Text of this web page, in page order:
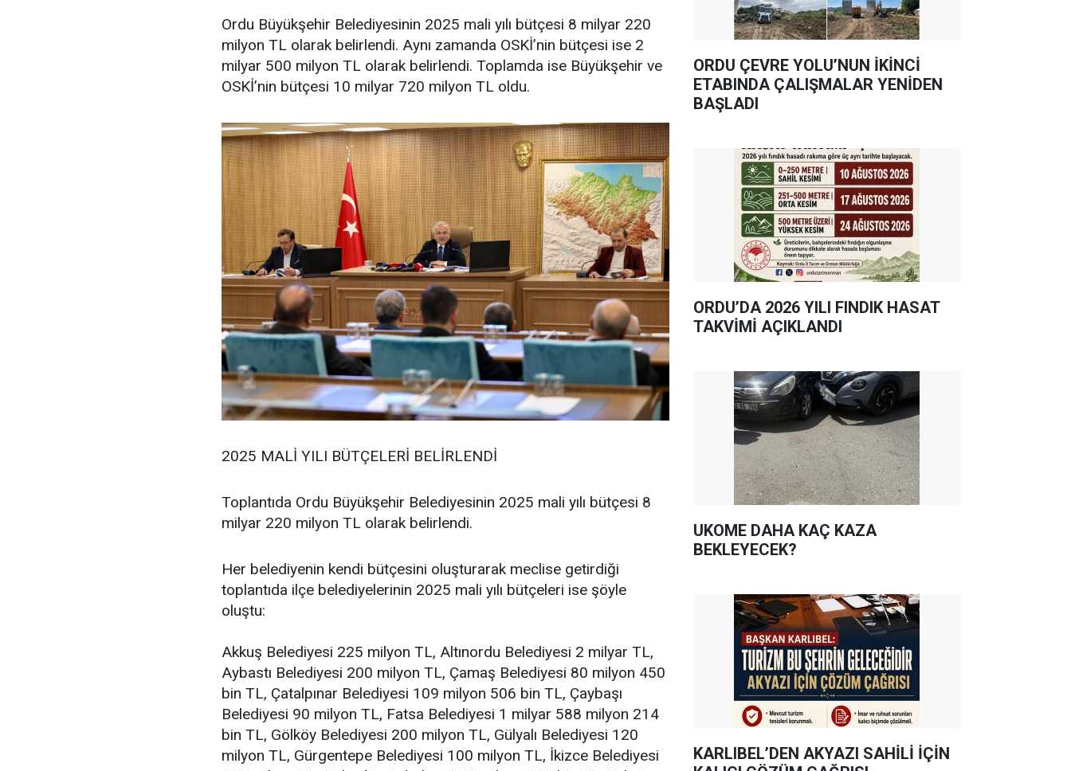
Ordu Büyükşehir Belediyesinin 2025 mali yılı bütçesi 8 milyar 220
milyon TL olarak belirlendi. Aynı zamanda OSKİ’nin bütçesi ise 2
milyar 500 milyon TL olarak belirlendi. Toplamda ise Büyükşehir ve
OSKİ’nin bütçesi 10 milyar 720 milyon TL oldu.
2025 MALİ YILI BÜTÇELERİ BELİRLENDİ
Toplantıda Ordu Büyükşehir Belediyesinin 2025 mali yılı bütçesi 8
milyar 220 milyon TL olarak belirlendi.
Her belediyenin kendi bütçesini oluşturarak meclise getirdiği
toplantıda ilçe belediyelerinin 2025 mali yılı bütçeleri ise şöyle
oluştu:
Akkuş Belediyesi 225 milyon TL, Altınordu Belediyesi 2 milyar TL,
Aybastı Belediyesi 200 milyon TL, Çamaş Belediyesi 80 milyon 450
bin TL, Çatalpınar Belediyesi 109 milyon 506 bin TL, Çaybaşı
Belediyesi 90 milyon TL, Fatsa Belediyesi 1 milyar 588 milyon 214
bin TL, Gölköy Belediyesi 200 milyon TL, Gülyalı Belediyesi 120
milyon TL, Gürgentepe Belediyesi 100 milyon TL, İkizce Belediyesi
ORDU ÇEVRE YOLU’NUN İKİNCİ
ETABINDA ÇALIŞMALAR YENİDEN
BAŞLADI
ORDU’DA 2026 YILI FINDIK HASAT
TAKVİMİ AÇIKLANDI
UKOME DAHA KAÇ KAZA
BEKLEYECEK?
KARLIBEL’DEN AKYAZI SAHİLİ İÇİN